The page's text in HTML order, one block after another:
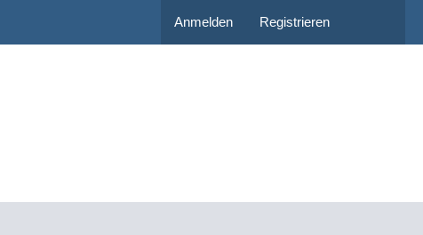
Anmelden Registrieren